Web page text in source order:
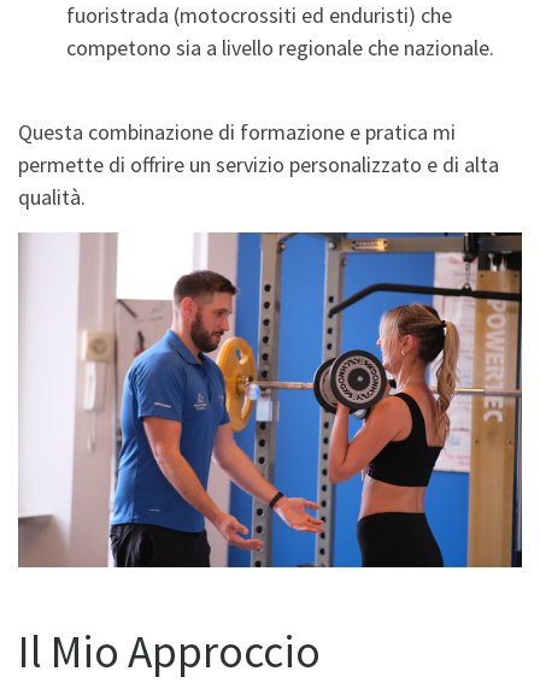
fuoristrada (motocrossiti ed enduristi) che
competono sia a livello regionale che nazionale.
Questa combinazione di formazione e pratica mi
permette di offrire un servizio personalizzato e di alta
qualità.
Il Mio Approccio